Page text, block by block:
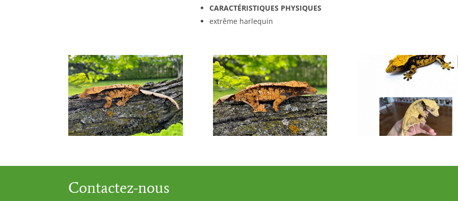
CARACTÉRISTIQUES PHYSIQUES
extrême harlequin
Contactez-nous